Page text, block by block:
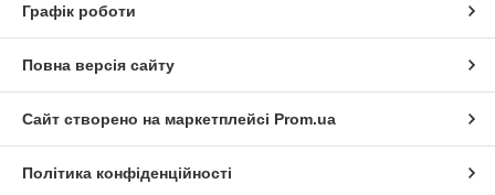
Графік роботи
Повна версія сайту
Сайт створено на маркетплейсі Prom.ua
Політика конфіденційності